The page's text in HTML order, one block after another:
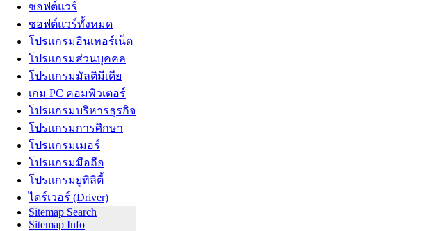
ซอฟต์แวร์
ซอฟต์แวร์ทั้งหมด
โปรแกรมอินเทอร์เน็ต
โปรแกรมส่วนบุคคล
โปรแกรมมัลติมีเดีย
เกม PC คอมพิวเตอร์
โปรแกรมบริหารธุรกิจ
โปรแกรมการศึกษา
โปรแกรมเมอร์
โปรแกรมมือถือ
โปรแกรมยูทิลิตี้
ไดร์เวอร์ (Driver)
Sitemap Search
Sitemap Info